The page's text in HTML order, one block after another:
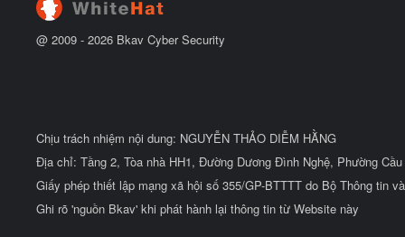
@ 2009 - 2026 Bkav Cyber Security
Chịu trách nhiệm nội dung: NGUYỄN THẢO DIỄM HẰNG
Địa chỉ: Tầng 2, Tòa nhà HH1, Đường Dương Đình Nghệ, Phường
Giấy phép thiết lập mạng xã hội số 355/GP-BTTTT do Bộ Thông tin
Ghi rõ 'nguồn Bkav' khi phát hành lại thông tin từ Website này